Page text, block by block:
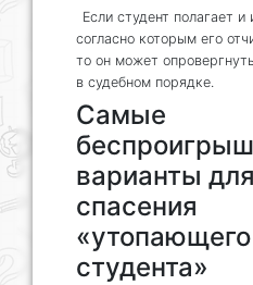
Если студент полагает и
согласно которым его
то он может
в судебном порядке.
Самые
варианты для
спасения
«утопающего
студента»